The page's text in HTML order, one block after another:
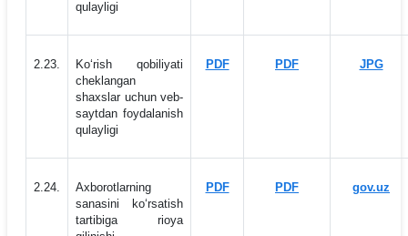
qulayligi
2.23.
Ko‘rish qobiliyati
cheklangan
shaxslar uchun veb-
saytdan foydalanish
qulayligi
PDF PDF JPG
2.24.
Axborotlarning
sanasini ko‘rsatish
tartibiga rioya
PDF PDF gov.uz